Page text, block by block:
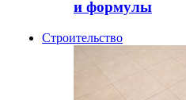
и формулы
Строительство